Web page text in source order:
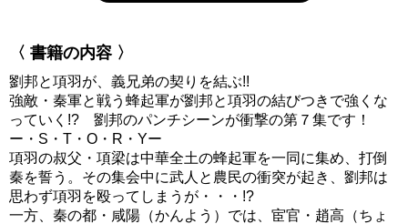
〈 書籍の内容 〉
劉邦と項羽が、義兄弟の契りを結ぶ!!
強敵・秦軍と戦う蜂起軍が劉邦と項羽の結びつきで強くな
っていく!? 劉邦のパンチシーンが衝撃の第７集です！
ー・S・T・O・R・Yー
項羽の叔父・項梁は中華全土の蜂起軍を一同に集め、打倒
秦を誓う。その集会中に武人と農民の衝突が起き、劉邦は
思わず項羽を殴ってしまうが・・・!?
一方、秦の都・咸陽（かんよう）では、宦官・趙高（ちょ